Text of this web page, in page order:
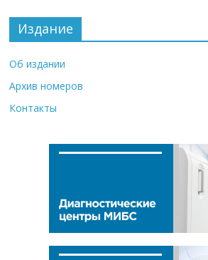
Издание
Об издании
Архив номеров
Контакты